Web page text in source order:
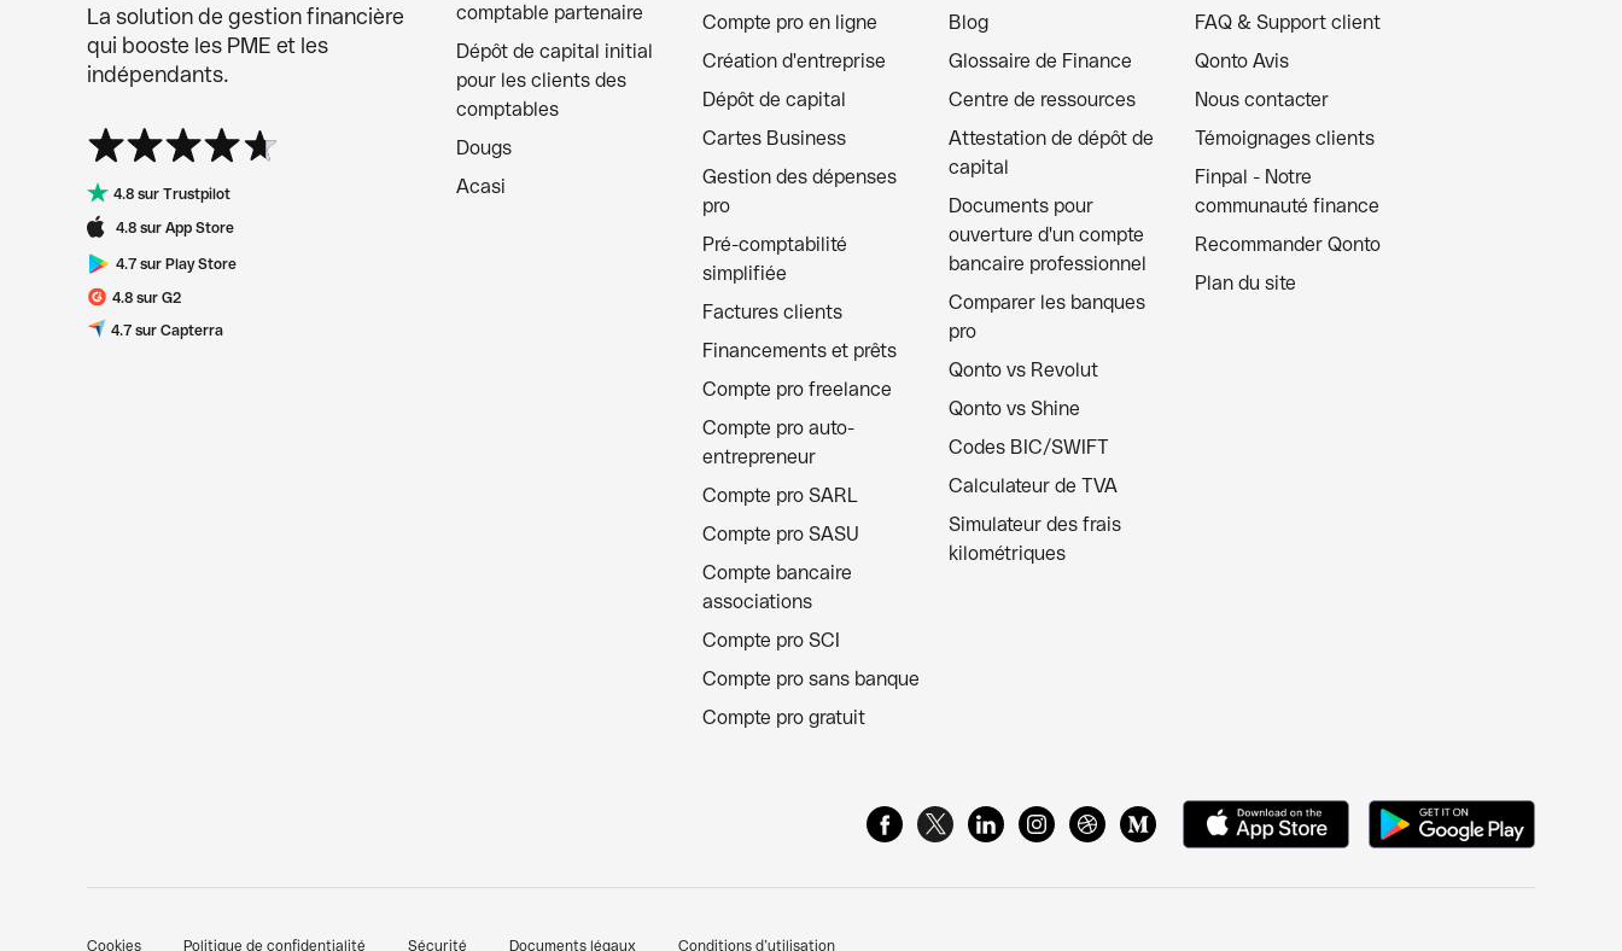
La solution de gestion financière
qui booste les PME et les
indépendants.
4.8 sur Trustpilot
4.8 sur App Store
4.7 sur Play Store
4.8 sur G2
4.7 sur Capterra
comptable partenaire
Dépôt de capital initial
pour les clients des
comptables
Dougs
Acasi
Compte pro en ligne
Création d'entreprise
Dépôt de capital
Cartes Business
Gestion des dépenses
pro
Pré-comptabilité
simplifiée
Factures clients
Financements et prêts
Compte pro freelance
Compte pro auto-
entrepreneur
Compte pro SARL
Compte pro SASU
Compte bancaire
associations
Compte pro SCI
Compte pro sans banque
Compte pro gratuit
Blog
Glossaire de Finance
Centre de ressources
Attestation de dépôt de
capital
Documents pour
ouverture d'un compte
bancaire professionnel
Comparer les banques
pro
Qonto vs Revolut
Qonto vs Shine
Codes BIC/SWIFT
Calculateur de TVA
Simulateur des frais
kilométriques
FAQ & Support client
Qonto Avis
Nous contacter
Témoignages clients
Finpal - Notre
communauté finance
Recommander Qonto
Plan du site
Cookies Politique de confidentialité Sécurité Documents légaux Conditions d’utilisation